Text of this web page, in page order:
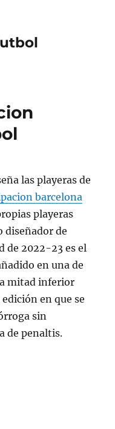
las playeras de
barcelona
playeras
diseñador de
de 2022-23 es el
en una de
mitad inferior
en que se
sin
de penaltis.